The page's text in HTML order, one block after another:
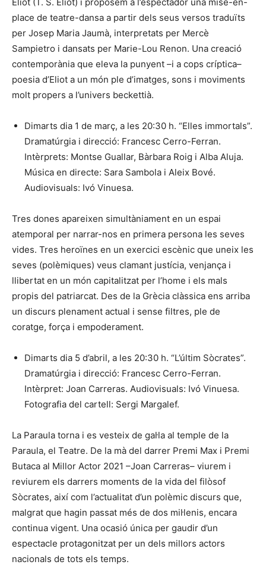
place de teatre-dansa a partir dels seus versos traduïts
per Josep Maria Jaumà, interpretats per Mercè
Sampietro i dansats per Marie-Lou Renon. Una creació
contemporània que eleva la punyent –i a cops críptica–
poesia d’Eliot a un món ple d’imatges, sons i moviments
molt propers a l’univers beckettià.
Dimarts dia 1 de març, a les 20:30 h. “Elles immortals”.
Dramatúrgia i direcció: Francesc Cerro-Ferran.
Intèrprets: Montse Guallar, Bàrbara Roig i Alba Aluja.
Música en directe: Sara Sambola i Aleix Bové.
Audiovisuals: Ivó Vinuesa.
Tres dones apareixen simultàniament en un espai
atemporal per narrar-nos en primera persona les seves
vides. Tres heroïnes en un exercici escènic que uneix les
seves (polèmiques) veus clamant justícia, venjança i
llibertat en un món capitalitzat per l’home i els mals
propis del patriarcat. Des de la Grècia clàssica ens arriba
un discurs plenament actual i sense filtres, ple de
coratge, força i empoderament.
Dimarts dia 5 d’abril, a les 20:30 h. “L’últim Sòcrates”.
Dramatúrgia i direcció: Francesc Cerro-Ferran.
Intèrpret: Joan Carreras. Audiovisuals: Ivó Vinuesa.
Fotografia del cartell: Sergi Margalef.
La Paraula torna i es vesteix de gal·la al temple de la
Paraula, el Teatre. De la mà del darrer Premi Max i Premi
Butaca al Millor Actor 2021 –Joan Carreras– viurem i
reviurem els darrers moments de la vida del filòsof
Sòcrates, així com l’actualitat d’un polèmic discurs que,
malgrat que hagin passat més de dos mil·lenis, encara
continua vigent. Una ocasió única per gaudir d’un
espectacle protagonitzat per un dels millors actors
nacionals de tots els temps.